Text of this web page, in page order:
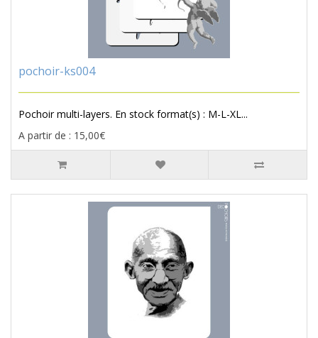
pochoir-ks004
Pochoir multi-layers. En stock format(s) : M-L-XL...
A partir de : 15,00€